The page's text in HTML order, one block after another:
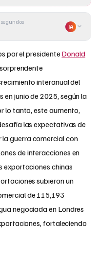
IA
por el presidente Donald
interanual del
en junio de 2025, según la
lo tanto, este aumento,
las expectativas de
guerra comercial con
de interacciones en
exportaciones chinas
subieron un
de 115,193
negociada en Londres
fortaleciendo